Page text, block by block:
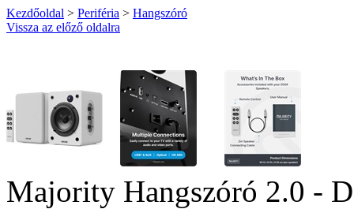
Kezdőoldal > Periféria > Hangszóró
Vissza az előző oldalra
Majority Hangszóró 2.0 -